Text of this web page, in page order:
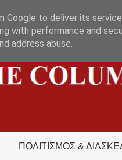
ΠΟΛΙΤΙΣΜΟΣ &
Google to deliver its
with performance and
address abuse.